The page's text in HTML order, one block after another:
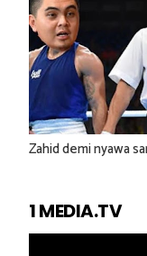
Zahid demi nyawa
1 MEDIA.TV